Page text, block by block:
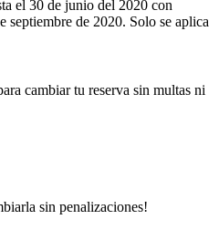
el 30 de junio del 2020 con
septiembre de 2020. Solo se aplica
cambiar tu reserva sin multas ni
sin penalizaciones!